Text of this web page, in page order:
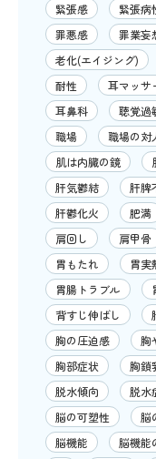
緊張感
緊張病
罪悪感
罪業妄
老化(エイジング)
耐性
耳マッサ
耳鼻科
聴覚過
職場
職場の対
肌は内臓の鏡
肝気鬱結
肝脾
肝鬱化火
肥満
肩回し
肩甲骨
胃もたれ
胃実
胃腸トラブル
背すじ伸ばし
胸の圧迫感
胸
胸部症状
胸鎖
脱水傾向
脱水
脳の可塑性
脳
脳機能
脳機能